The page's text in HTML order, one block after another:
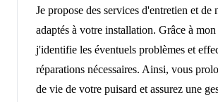
Je propose des services d'entretien et de
adaptés à votre installation. Grâce à mon
j'identifie les éventuels problèmes et
réparations nécessaires. Ainsi, vous
de vie de votre puisard et assurez une